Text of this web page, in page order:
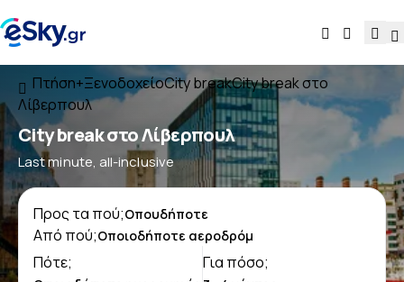
Πτήση+ΞενοδοχείοCity breakCity break στο
Λίβερπουλ
City break στο Λίβερπουλ
Last minute, all-inclusive
Προς τα πού;
Από πού;
Πότε;
Για πόσο;